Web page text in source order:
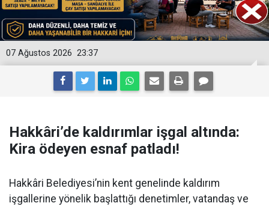
23:37
07 Ağustos 2026
Hakkâri’de kaldırımlar işgal altında:
Kira ödeyen esnaf patladı!
Hakkâri Belediyesi’nin kent genelinde kaldırım
işgallerine yönelik başlattığı denetimler, vatandaş ve